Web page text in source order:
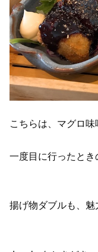
こちらは、マグロ味
一度目に行ったとき
揚げ物ダブルも、魅